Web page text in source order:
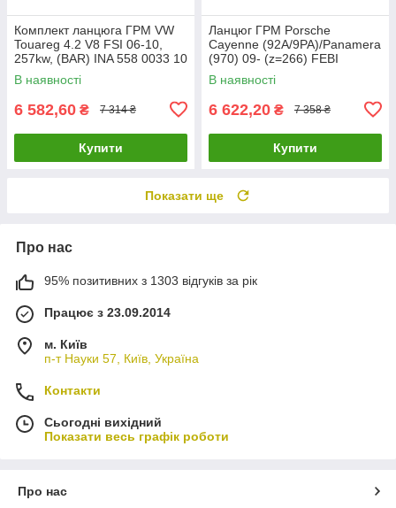
Комплект ланцюга ГРМ VW
Touareg 4.2 V8 FSI 06-10,
257kw, (BAR) INA 558 0033 10
UA61
В наявності
6 582,60 ₴ 7 314 ₴
Купити
Ланцюг ГРМ Porsche
Cayenne (92A/9PA)/Panamera
(970) 09- (z=266) FEBI
BILSTEIN 40777 UA61
В наявності
6 622,20 ₴ 7 358 ₴
Купити
Показати ще
Про нас
95% позитивних з 1303 відгуків за рік
Працює з 23.09.2014
м. Київ
п-т Науки 57, Київ, Україна
Контакти
Сьогодні вихідний
Показати весь графік роботи
Про нас